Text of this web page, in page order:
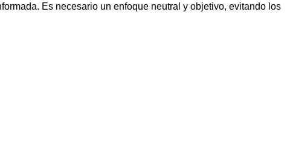
Es necesario un enfoque neutral y objetivo, evitando los